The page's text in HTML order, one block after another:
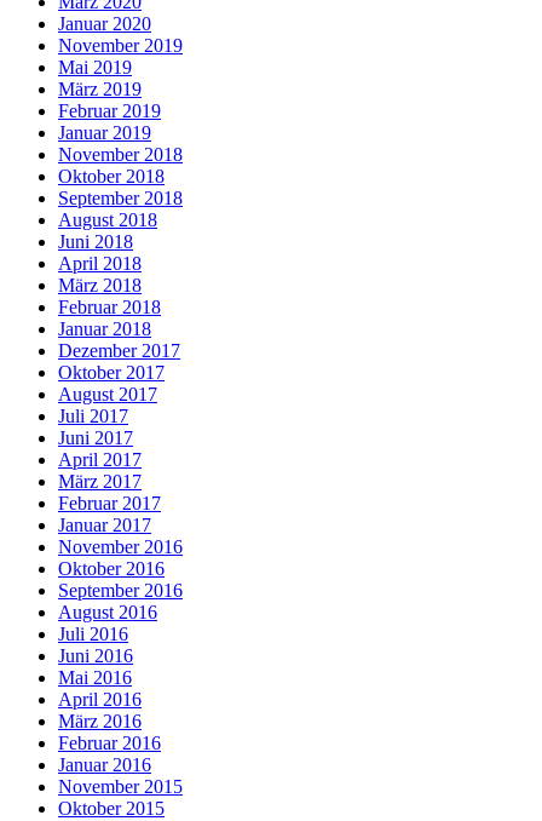
Januar 2020
November 2019
Mai 2019
März 2019
Februar 2019
Januar 2019
November 2018
Oktober 2018
September 2018
August 2018
Juni 2018
April 2018
März 2018
Februar 2018
Januar 2018
Dezember 2017
Oktober 2017
August 2017
Juli 2017
Juni 2017
April 2017
März 2017
Februar 2017
Januar 2017
November 2016
Oktober 2016
September 2016
August 2016
Juli 2016
Juni 2016
Mai 2016
April 2016
März 2016
Februar 2016
Januar 2016
November 2015
Oktober 2015